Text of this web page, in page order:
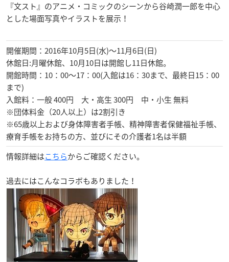
『文スト』のアニメ・コミックのシーンから谷崎潤一郎を中心
とした場面写真やイラストを展示！
開催期間：2016年10月5日(水)〜11月6日(日)
休館日:月曜休館、10月10日は開館し11日休館。
開館時間：10：00〜17：00(入館は16：30まで、最終日15：00
まで)
入館料：一般 400円 大・高生 300円 中・小生 無料
※団体料金（20人以上）は2割引き
※65歳以上および身体障害者手帳、精神障害者保健福祉手帳、
療育手帳をお持ちの方、並びにその介護者1名は半額
情報詳細はこちらからご確認ください。
過去にはこんなコラボもありました！